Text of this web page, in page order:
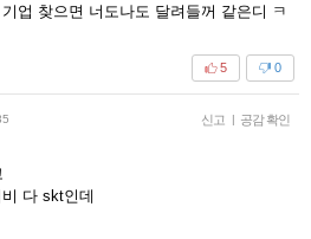
업 찾으면 너도나도 달려들꺼 같은디 ㅋ
0
5
신고 | 공감 확인
다 skt인데